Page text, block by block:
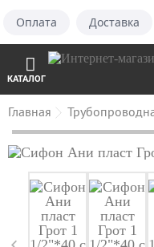
Оплата Доставка
КАТАЛОГ
Главная